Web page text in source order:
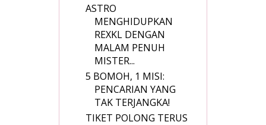
ASTRO
MENGHIDUPKAN
REXKL DENGAN
MALAM PENUH
MISTER...
5 BOMOH, 1 MISI:
PENCARIAN YANG
TAK TERJANGKA!
TIKET POLONG TERUS